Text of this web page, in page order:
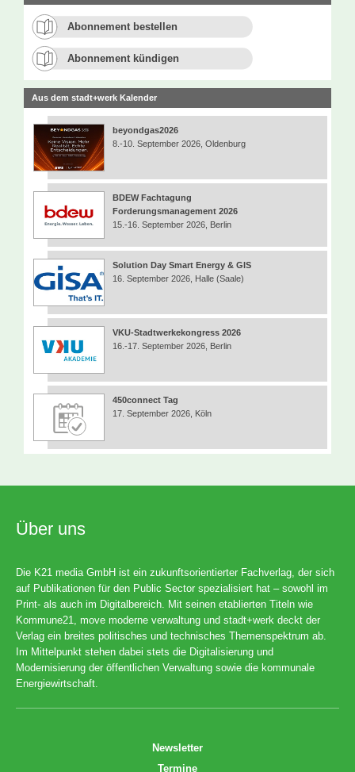
Abonnement bestellen
Abonnement kündigen
Aus dem stadt+werk Kalender
beyondgas2026
8.-10. September 2026, Oldenburg
BDEW Fachtagung
Forderungsmanagement 2026
15.-16. September 2026, Berlin
Solution Day Smart Energy & GIS
16. September 2026, Halle (Saale)
VKU-Stadtwerkekongress 2026
16.-17. September 2026, Berlin
450connect Tag
17. September 2026, Köln
Über uns
Die K21 media GmbH ist ein zukunftsorientierter Fachverlag, der sich
auf Publikationen für den Public Sector spezialisiert hat – sowohl im
Print- als auch im Digitalbereich. Mit seinen etablierten Titeln wie
Kommune21, move moderne verwaltung und stadt+werk deckt der
Verlag ein breites politisches und technisches Themenspektrum ab.
Im Mittelpunkt stehen dabei stets die Digitalisierung und
Modernisierung der öffentlichen Verwaltung sowie die kommunale
Energiewirtschaft.
Newsletter
Termine